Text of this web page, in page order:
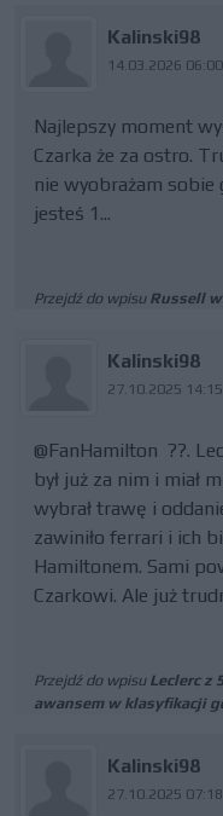
Kalinski98
14.03.2026 06:00
Najlepszy moment
Czarka że za ostro.
nie wyobrażam sobie
jesteś 1...
Przejdź do wpisu Russell
Kalinski98
27.10.2025 14:15
@FanHamilton ??.
był już za nim i miał
wybrał trawę i
zawiniło ferrari i ich
Hamiltonem. Sami
Czarkowi. Ale już
Przejdź do wpisu Leclerc z
awansem w klasyfikacji
Kalinski98
27.10.2025 07:18